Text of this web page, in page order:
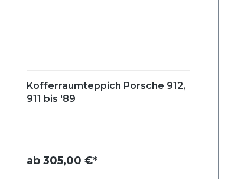
Kofferraumteppich Porsche 912,
911 bis '89
ab 305,00 €*